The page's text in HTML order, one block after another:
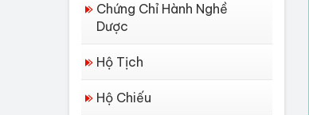
Chứng Chỉ Hành Nghề
Dược
Hộ Tịch
Hộ Chiếu